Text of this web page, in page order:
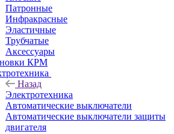
Патронные
Инфракрасные
Эластичные
Трубчатые
Аксессуары
КРМ
Назад
Электротехника
Автоматические выключатели
Автоматические выключатели защиты
двигателя